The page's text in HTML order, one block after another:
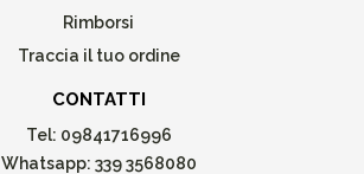
Rimborsi
Traccia il tuo ordine
CONTATTI
Tel: 09841716996
Whatsapp: 339 3568080